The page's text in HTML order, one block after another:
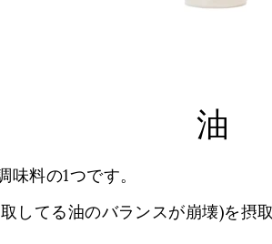
油
料の1つです。
してる油のバランスが崩壊)を摂